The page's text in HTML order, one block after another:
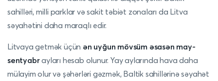
sahilləri, milli parklar və sakit təbiət zonaları da Litva
səyahətini daha maraqlı edir.
Litvaya getmək üçün ən uyğun mövsüm əsasən may-
sentyabrayları hesab olunur. Yay aylarında hava daha
mülayim olur və şəhərləri gəzmək, Baltik sahillərinə səyahət